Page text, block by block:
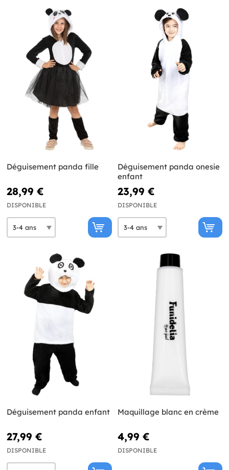
Déguisement panda fille
28,99 €
DISPONIBLE
Déguisement panda onesie
enfant
23,99 €
DISPONIBLE
Déguisement panda enfant
27,99 €
DISPONIBLE
Maquillage blanc en crème
4,99 €
DISPONIBLE